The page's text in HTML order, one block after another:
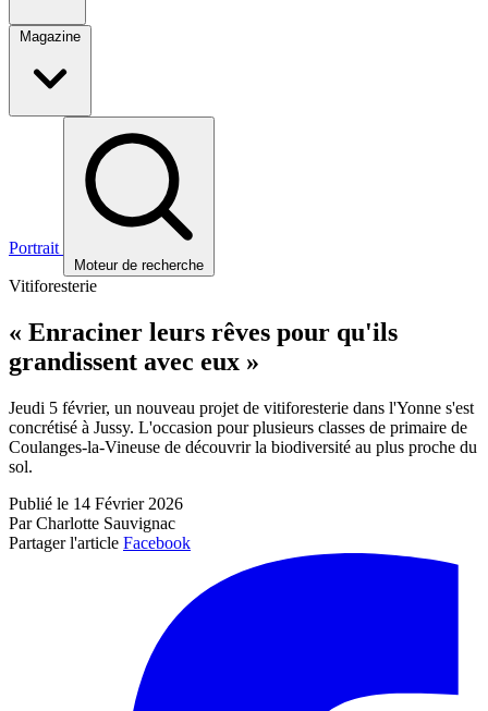
Magazine
Portrait
Moteur de recherche
Vitiforesterie
« Enraciner leurs rêves pour qu'ils
grandissent avec eux »
Jeudi 5 février, un nouveau projet de vitiforesterie dans l'Yonne s'est
concrétisé à Jussy. L'occasion pour plusieurs classes de primaire de
Coulanges-la-Vineuse de découvrir la biodiversité au plus proche du
sol.
Publié le 14 Février 2026
Par Charlotte Sauvignac
Partager l'article Facebook